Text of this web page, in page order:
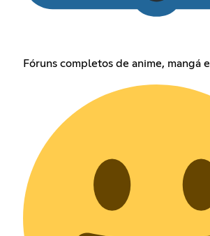
Fóruns completos de anime, mangá